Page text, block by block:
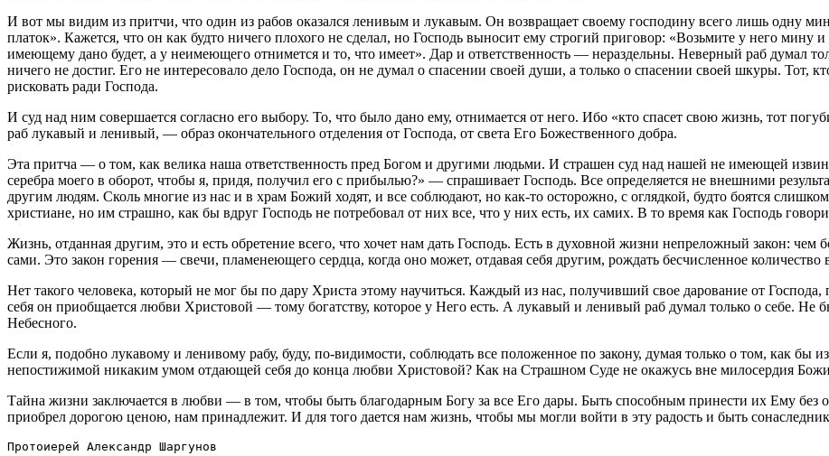
И вот мы видим из притчи, что один из рабов оказался ленивым и лукавым. Он возвращает своему господину всего лишь одну
платок». Кажется, что он как будто ничего плохого не сделал, но Господь выносит ему строгий приговор: «Возьмите у него
имеющему дано будет, а у неимеющего отнимется и то, что имеет». Дар и ответственность — нераздельны. Неверный раб думал
ничего не достиг. Его не интересовало дело Господа, он не думал о спасении своей души, а только о спасении своей шкуры. Тот,
рисковать ради Господа.
И суд над ним совершается согласно его выбору. То, что было дано ему, отнимается от него. Ибо «кто спасет свою жизнь, тот
раб лукавый и ленивый, — образ окончательного отделения от Господа, от света Его Божественного добра.
Эта притча — о том, как велика наша ответственность пред Богом и другими людьми. И страшен суд над нашей не имеющей
серебра моего в оборот, чтобы я, придя, получил его с прибылью?» — спрашивает Господь. Все определяется не внешними
другим людям. Сколь многие из нас и в храм Божий ходят, и все соблюдают, но как-то осторожно, с оглядкой, будто боятся
христиане, но им страшно, как бы вдруг Господь не потребовал от них все, что у них есть, их самих. В то время как Господь
Жизнь, отданная другим, это и есть обретение всего, что хочет нам дать Господь. Есть в духовной жизни непреложный закон:
сами. Это закон горения — свечи, пламенеющего сердца, когда оно может, отдавая себя другим, рождать бесчисленное
Нет такого человека, который не мог бы по дару Христа этому научиться. Каждый из нас, получивший свое дарование от
себя он приобщается любви Христовой — тому богатству, которое у Него есть. А лукавый и ленивый раб думал только о себе. Не
Небесного.
Если я, подобно лукавому и ленивому рабу, буду, по-видимости, соблюдать все положенное по закону, думая только о том, как бы
непостижимой никаким умом отдающей себя до конца любви Христовой? Как на Страшном Суде не окажусь вне милосердия
Тайна жизни заключается в любви — в том, чтобы быть благодарным Богу за все Его дары. Быть способным принести их Ему без
приобрел дорогою ценою, нам принадлежит. И для того дается нам жизнь, чтобы мы могли войти в эту радость и быть
Протоиерей Александр Шаргунов